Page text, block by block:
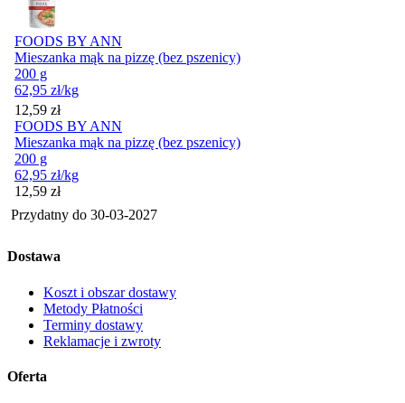
FOODS BY ANN
Mieszanka mąk na pizzę (bez pszenicy)
200 g
62,95 zł/kg
Cena
12,59 zł
FOODS BY ANN
Mieszanka mąk na pizzę (bez pszenicy)
200 g
62,95 zł/kg
Cena
12,59 zł
Przydatny do 30-03-2027
Dostawa
Koszt i obszar dostawy
Metody Płatności
Terminy dostawy
Reklamacje i zwroty
Oferta